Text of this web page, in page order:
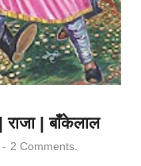
| बाँकेलाल
- 2 Comments.